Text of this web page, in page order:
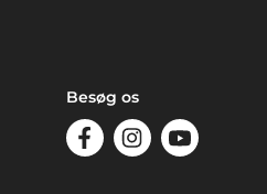
Besøg os